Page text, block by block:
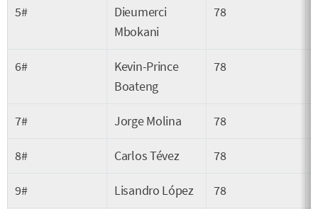
5#
Dieumerci
Mbokani
78
6#
Kevin-Prince
Boateng
78
7# Jorge Molina 78
8# Carlos Tévez 78
9# Lisandro López 78